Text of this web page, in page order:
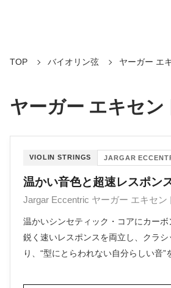
TOP バイオリン弦 ヤーガー エ
ヤーガー エキセン
VIOLIN STRINGS JARGAR
温かい音色と超速レスポン
Jargar Eccentric ヤーガー エキセ
温かいシンセティック・コアにカー
鋭く速いレスポンスを両立し、クラ
り、“型にとらわれない自分らしい音”